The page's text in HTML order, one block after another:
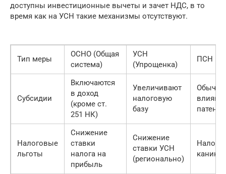
доступны инвестиционные вычеты и зачет НДС, в то
время как на УСН такие механизмы отсутствуют.
Тип меры
ОСНО (Общая
система)
УСН
(Упрощенка)
ПСН
Субсидии
Включаются
в доход
(кроме ст.
251 НК)
Увеличивают
налоговую
базу
Обычно
влияют
патент
Налоговые
льготы
Снижение
ставки
налога на
прибыль
Снижение
ставки УСН
(регионально)